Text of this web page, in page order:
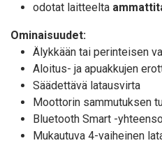
odotat laitteelta
Ominaisuudet:
Älykkään tai perinteisen
Aloitus- ja apuakkujen
Säädettävä latausvirta
Moottorin sammutuksen
Bluetooth Smart -
Mukautuva 4-vaiheinen